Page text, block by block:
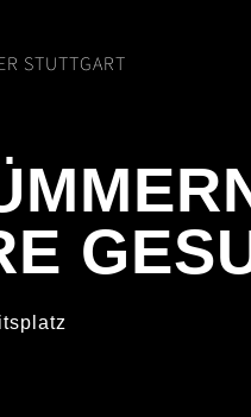
STUTTGART